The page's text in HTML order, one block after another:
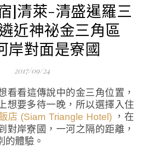
]清萊-清盛暹羅三
近神祕金三角區
岸對面是寮國
2017/09/24
想要多待一晚，所以選擇入住
店 (Siam Triangle Hotel)
，在
對岸寮國，一河之隔的距離，
的體驗。